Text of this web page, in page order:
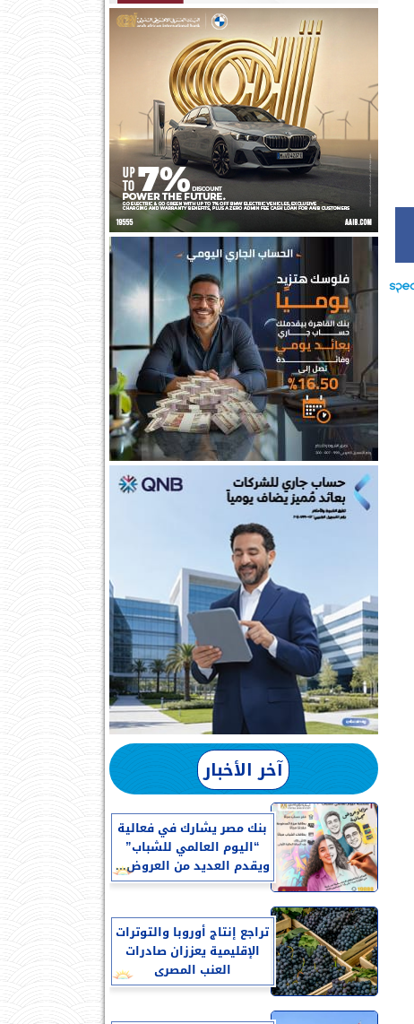
آخر الأخبار
بنك مصر يشارك في فعالية
“اليوم العالمي للشباب”
ويقدم العديد من العروض...
تراجع إنتاج أوروبا والتوترات
الإقليمية يعززان صادرات
العنب المصرى